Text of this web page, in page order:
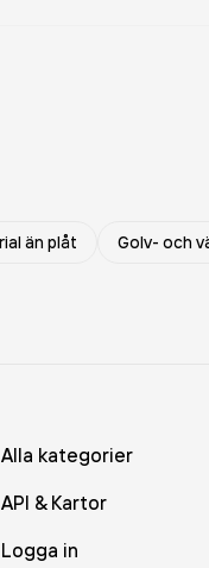
än plåt
Golv- och
Alla kategorier
API & Kartor
Logga in